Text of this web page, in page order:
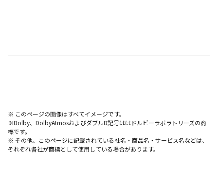
※ このページの画像はすべてイメージです。
※Dolby、DolbyAtmosおよびダブルD記号ははドルビーラボラトリーズの商
標です。
※ その他、このページに記載されている社名・商品名・サービス名などは、
それぞれ各社が商標として使用している場合があります。